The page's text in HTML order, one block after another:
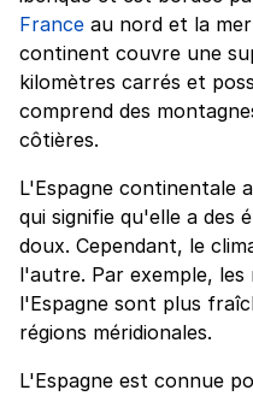
France au nord et la
continent couvre une
kilomètres carrés et
comprend des
côtières.
L'Espagne continentale
qui signifie qu'elle a des
doux. Cependant, le
l'autre. Par exemple,
l'Espagne sont plus
régions méridionales.
L'Espagne est connue